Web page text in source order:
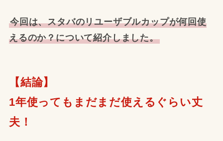
今回は、スタバのリユーザブルカップが何回使
えるのか？について紹介しました。
【結論】
1年使ってもまだまだ使えるぐらい丈
夫！